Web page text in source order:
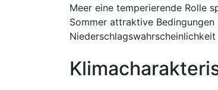
Meer eine temperierende Rolle
Sommer attraktive